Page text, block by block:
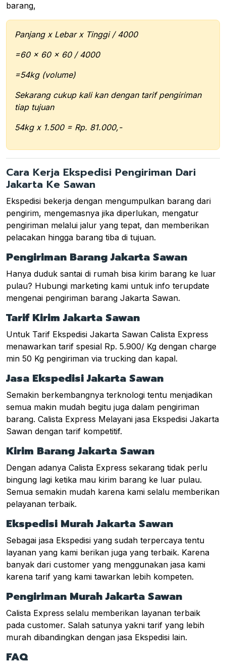
barang,
Panjang x Lebar x Tinggi / 4000
=60 x 60 x 60 / 4000
=54kg (volume)
Sekarang cukup kali kan dengan tarif pengiriman
tiap tujuan
54kg x 1.500 = Rp. 81.000,-
Cara Kerja Ekspedisi Pengiriman Dari
Jakarta Ke Sawan
Ekspedisi bekerja dengan mengumpulkan barang dari
pengirim, mengemasnya jika diperlukan, mengatur
pengiriman melalui jalur yang tepat, dan memberikan
pelacakan hingga barang tiba di tujuan.
Pengiriman Barang Jakarta Sawan
Hanya duduk santai di rumah bisa kirim barang ke luar
pulau? Hubungi marketing kami untuk info terupdate
mengenai pengiriman barang Jakarta Sawan.
Tarif Kirim Jakarta Sawan
Untuk Tarif Ekspedisi Jakarta Sawan Calista Express
menawarkan tarif spesial Rp. 5.900/ Kg dengan charge
min 50 Kg pengiriman via trucking dan kapal.
Jasa Ekspedisi Jakarta Sawan
Semakin berkembangnya terknologi tentu menjadikan
semua makin mudah begitu juga dalam pengiriman
barang. Calista Express Melayani jasa Ekspedisi Jakarta
Sawan dengan tarif kompetitif.
Kirim Barang Jakarta Sawan
Dengan adanya Calista Express sekarang tidak perlu
bingung lagi ketika mau kirim barang ke luar pulau.
Semua semakin mudah karena kami selalu memberikan
pelayanan terbaik.
Ekspedisi Murah Jakarta Sawan
Sebagai jasa Ekspedisi yang sudah terpercaya tentu
layanan yang kami berikan juga yang terbaik. Karena
banyak dari customer yang menggunakan jasa kami
karena tarif yang kami tawarkan lebih kompeten.
Pengiriman Murah Jakarta Sawan
Calista Express selalu memberikan layanan terbaik
pada customer. Salah satunya yakni tarif yang lebih
murah dibandingkan dengan jasa Ekspedisi lain.
FAQ